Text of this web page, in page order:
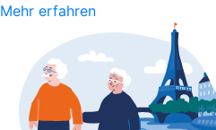
Mehr erfahren